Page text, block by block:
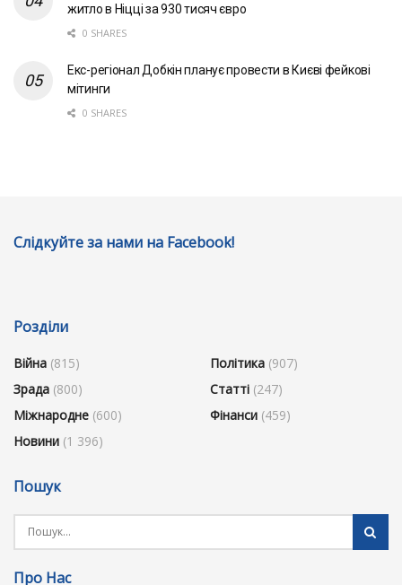
житло в Ніцці за 930 тисяч євро
0 SHARES
Екс-регіонал Добкін планує провести в Києві фейкові
мітинги
0 SHARES
Слідкуйте за нами на Facebook!
Розділи
Війна (815)
Зрада (800)
Міжнародне (600)
Новини (1 396)
Політика (907)
Статті (247)
Фінанси (459)
Пошук
Про Нас